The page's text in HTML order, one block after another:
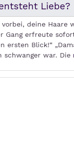
Liebe?
deine Haare
Gang erfreute
ersten Blick!“
schwanger war. Die